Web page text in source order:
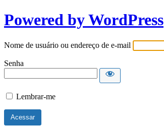
Powered by WordPress
Nome de usuário ou endereço de e-mail
Senha
Lembrar-me